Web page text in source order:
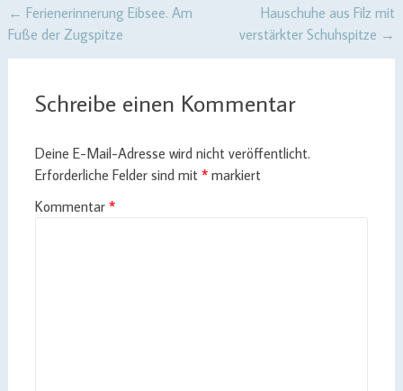
Post
navigation
← Ferienerinnerung Eibsee. Am
Fuße der Zugspitze
Hauschuhe aus Filz mit
verstärkter Schuhspitze →
Schreibe einen Kommentar
Deine E-Mail-Adresse wird nicht veröffentlicht.
Erforderliche Felder sind mit *markiert
Kommentar *